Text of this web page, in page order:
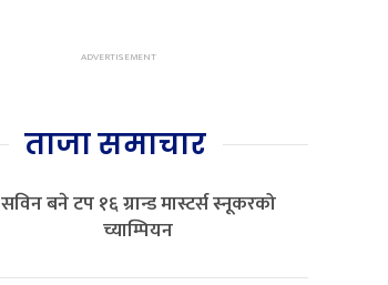
ताजा समाचार
सविन बने टप १६ ग्रान्ड मास्टर्स स्नूकरको
च्याम्पियन